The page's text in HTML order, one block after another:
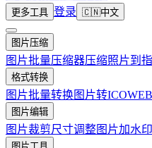
更多工具 登录 🇨🇳中文
图片压缩
图片批量压缩器压缩照片到
格式转换
图片批量转换图片转ICO
图片编辑
图片裁剪尺寸调整图片加水印